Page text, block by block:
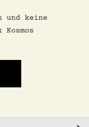
und keine